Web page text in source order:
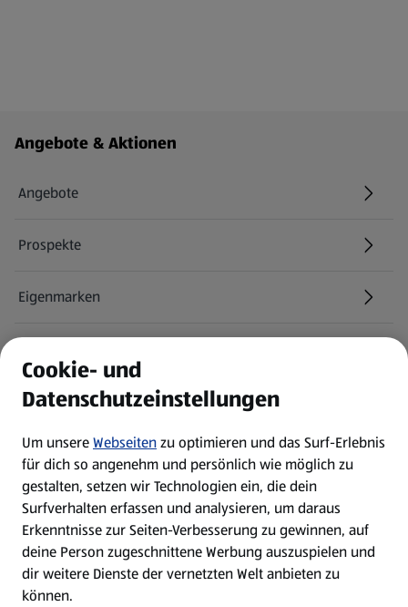
Fußzeilenmenü - weitere Links
Angebote & Aktionen
Angebote
Prospekte
Eigenmarken
Newsletter
WhatsApp
Über ALDI SÜD
Filialen
Cookie- und
Datenschutzeinstellungen
Um unsereWebseitenzu optimieren und das Surf-Erlebnis
für dich so angenehm und persönlich wie möglich zu
gestalten, setzen wir Technologien ein, die dein
Surfverhalten erfassen und analysieren, um daraus
Erkenntnisse zur Seiten-Verbesserung zu gewinnen, auf
deine Person zugeschnittene Werbung auszuspielen und
dir weitere Dienste der vernetzten Welt anbieten zu
können.